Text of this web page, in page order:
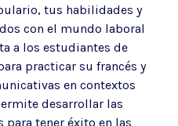
tus habilidades y
con el mundo laboral
a los estudiantes de
practicar su francés y
en contextos
desarrollar las
para tener éxito en las